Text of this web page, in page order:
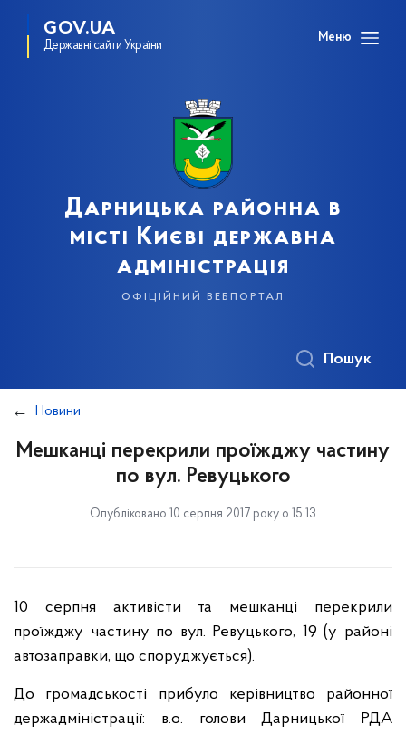
GOV.UA
Державні сайти України
Меню
Дарницька районна в
місті Києві державна
адміністрація
офіційний вебпортал
Пошук
Новини
Мешканці перекрили проїжджу частину
по вул. Ревуцького
Опубліковано 10 серпня 2017 року о 15:13
10 серпня активісти та мешканці перекрили
проїжджу частину по вул. Ревуцького, 19 (у районі
автозаправки, що споруджується).
До громадськості прибуло керівництво районної
держадміністрації: в.о. голови Дарницької РДА